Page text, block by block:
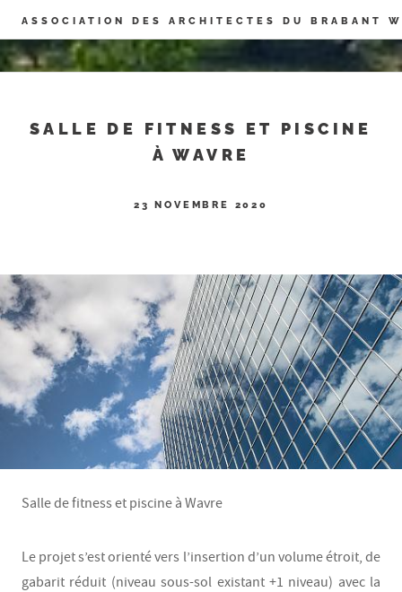
Panneau de gestion des cookies
ASSOCIATION DES ARCHITECTES DU BRABANT
SALLE DE FITNESS ET PISCINE
À WAVRE
23 NOVEMBRE 2020
Salle de fitness et piscine à Wavre
Le projet s’est orienté vers l’insertion d’un volume étroit, de
gabarit réduit (niveau sous-sol existant +1 niveau) avec la